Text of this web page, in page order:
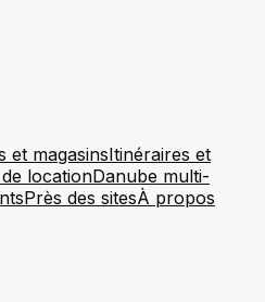
et magasinsItinéraires et
locationDanube multi-
Près des sitesÀ propos